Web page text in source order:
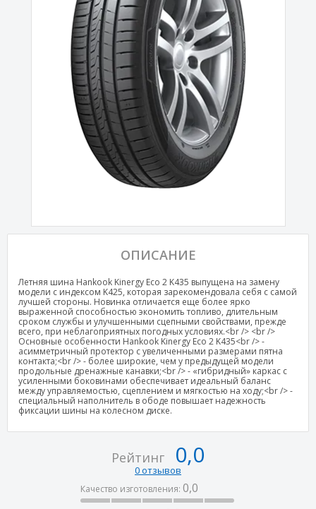
ОПИСАНИЕ
Летняя шина Hankook Kinergy Eco 2 K435 выпущена на замену
модели с индексом K425, которая зарекомендовала себя с самой
лучшей стороны. Новинка отличается еще более ярко
выраженной способностью экономить топливо, длительным
сроком службы и улучшенными сцепными свойствами, прежде
всего, при неблагоприятных погодных условиях.<br /> <br />
Основные особенности Hankook Kinergy Eco 2 K435<br /> -
асимметричный протектор с увеличенными размерами пятна
контакта;<br /> - более широкие, чем у предыдущей модели
продольные дренажные канавки;<br /> - «гибридный» каркас с
усиленными боковинами обеспечивает идеальный баланс
между управляемостью, сцеплением и мягкостью на ходу;<br /> -
специальный наполнитель в ободе повышает надежность
фиксации шины на колесном диске.
Рейтинг 0,0
0 отзывов
Качество изготовления: 0,0